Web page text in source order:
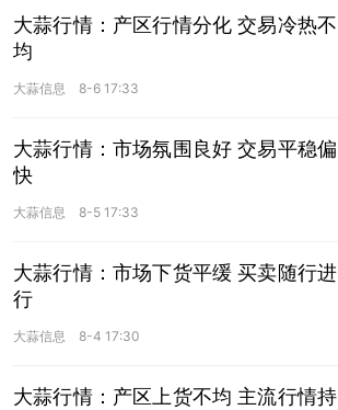
大蒜行情：产区行情分化 交易冷热不
均
大蒜信息 8-6 17:33
大蒜行情：市场氛围良好 交易平稳偏
快
大蒜信息 8-5 17:33
大蒜行情：市场下货平缓 买卖随行进
行
大蒜信息 8-4 17:30
大蒜行情：产区上货不均 主流行情持